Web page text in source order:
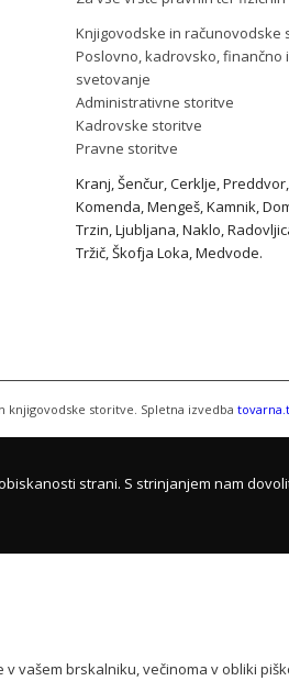
Knjigovodske in računovodske
Poslovno, kadrovsko, finančno
svetovanje
Administrativne storitve
Kadrovske storitve
Pravne storitve
Kranj,Šenčur,Cerklje,Preddvor,
Komenda,Mengeš,Kamnik,
Trzin,Ljubljana,Naklo,
Tržič,Škofja Loka,Medvode.
knjigovodske storitve. Spletna izvedba
strani. S strinjanjem nam
vašem brskalniku, večinoma v obliki